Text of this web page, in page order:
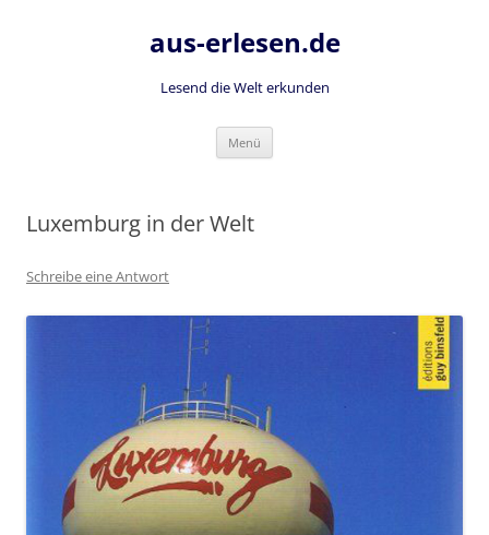
aus-erlesen.de
Lesend die Welt erkunden
Menü
Luxemburg in der Welt
Schreibe eine Antwort